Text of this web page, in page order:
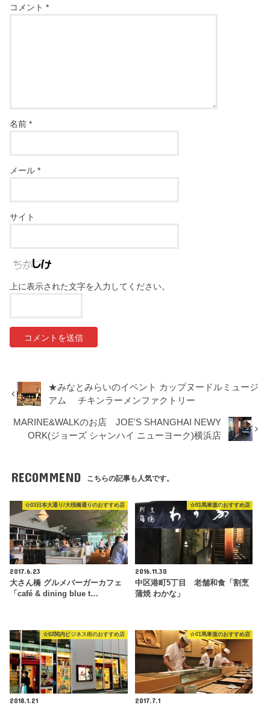
コメント*
名前*
メール*
サイト
上に表示された文字を入力してください。
★みなとみらいのイベント カップヌードルミュージ
アム チキンラーメンファクトリー
MARINE&WALKのお店 JOE'S SHANGHAI NEWY
ORK(ジョーズ シャンハイ ニューヨーク)横浜店
RECOMMEND こちらの記事も人気です。
☆03日本大通り/大桟橋通りのおすすめ店
2017.6.23
大さん橋 グルメバーガーカフェ
「café & dining blue t…
☆01馬車道のおすすめ店
2016.11.30
中区港町5丁目 老舗和食「割烹
蒲焼 わかな」
☆02関内ビジネス街のおすすめ店
2018.1.21
☆01馬車道のおすすめ店
2017.7.1